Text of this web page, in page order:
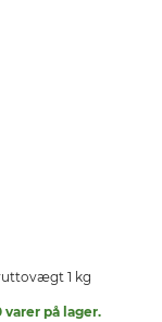
1 kg
varer på lager.